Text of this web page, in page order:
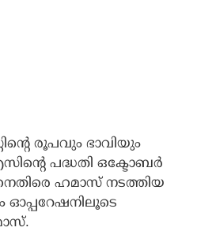
രൂപവും ഭാവിയും
പദ്ധതി ഒക്ടോബർ
ഹമാസ് നടത്തിയ